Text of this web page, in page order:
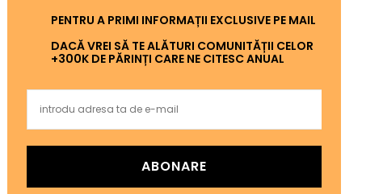
PENTRU A PRIMI INFORMAȚII EXCLUSIVE PE MAIL
DACĂ VREI SĂ TE ALĂTURI COMUNITĂȚII CELOR
+300K DE PĂRINȚI CARE NE CITESC ANUAL
ABONARE